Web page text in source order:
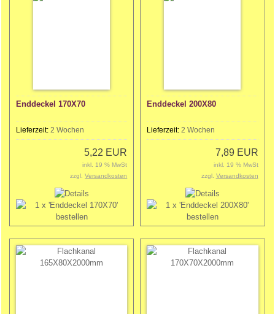
Enddeckel 170X70
Lieferzeit: 2 Wochen
5,22 EUR
inkl. 19 % MwSt
zzgl.Versandkosten
Enddeckel 200X80
Lieferzeit:2 Wochen
7,89 EUR
inkl. 19 % MwSt
zzgl. Versandkosten